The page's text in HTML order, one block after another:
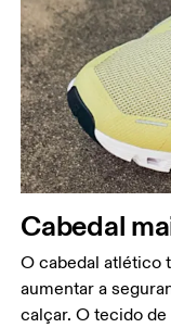
Cabedal
O cabedal atlético
aumentar a
calçar. O tecido